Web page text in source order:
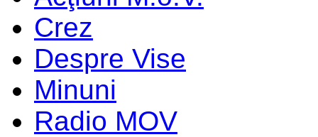
Crez
Despre Vise
Minuni
Radio MOV